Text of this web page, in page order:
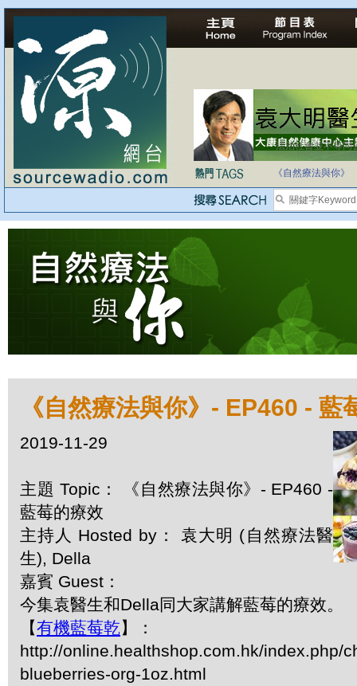
法治社會並不等同
《自然療法與你》
《自然療法與你》- EP460 - 藍
2019-11-29
主題 Topic： 《自然療法與你》- EP460 -
藍莓的療效
主持人 Hosted by： 袁大明 (自然療法醫
生), Della
嘉賓 Guest：
今集袁醫生和Della同大家講解藍莓的療效。
【有機藍莓乾】：
http://online.healthshop.com.hk/index.php/
blueberries-org-1oz.html